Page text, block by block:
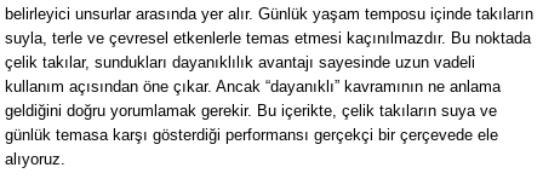
belirleyici unsurlar arasında yer alır. Günlük yaşam temposu içinde takıların
suyla, terle ve çevresel etkenlerle temas etmesi kaçınılmazdır. Bu noktada
çelik takılar, sundukları dayanıklılık avantajı sayesinde uzun vadeli
kullanım açısından öne çıkar. Ancak “dayanıklı” kavramının ne anlama
geldiğini doğru yorumlamak gerekir. Bu içerikte, çelik takıların suya ve
günlük temasa karşı gösterdiği performansı gerçekçi bir çerçevede ele
alıyoruz.